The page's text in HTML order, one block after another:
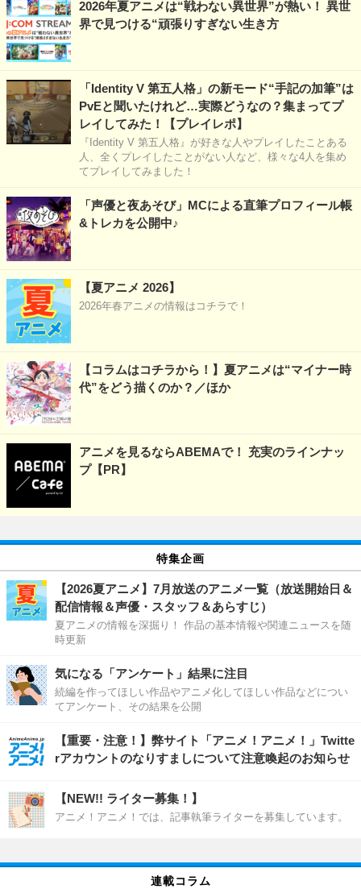
2026年夏アニメは“戦わない異世界”が熱い！ 異世
界で見つける“頑張りすぎない生き方
「Identity V 第五人格」の新モード“手記の加筆”は
PvEと聞いたけれど…実際どうなの？集まってプ
レイしてみた！【プレイレポ】
『Identity V 第五人格』が好きな人やプレイしたことある
人、全くプレイしたことがない人など、様々な4人を集め
てプレイしてみました！
「声優と夜あそび」MCによる直筆プロフィール帳
&トレカを公開中♪
【夏アニメ 2026】
2026年春アニメの情報はコチラで！
【コラムはコチラから！】夏アニメは“マイナー時
代”をどう描くのか？／ほか
アニメを見るならABEMAで！ 充実のラインナッ
プ【PR】
特集企画
【2026夏アニメ】7月放送のアニメ一覧（放送開始日＆
配信情報＆声優・スタッフ＆あらすじ）
夏アニメの情報を深掘り！ 作品の基本情報や関連ニュースを随
時更新
気になる「アンケート」結果に注目
続編を作ってほしい作品やアニメ化してほしい作品などについ
てアンケート、その結果を公開
【重要・注意！】弊サイト「アニメ！アニメ！」Twitte
rアカウントのなりすましについて注意喚起のお知らせ
【NEW!! ライター募集！】
アニメ！アニメ！では、記事執筆ライターを募集しています。
連載コラム